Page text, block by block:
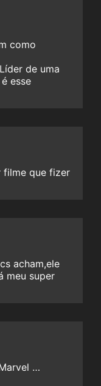
como
de uma
esse
filme que fizer
acham,ele
meu super
…